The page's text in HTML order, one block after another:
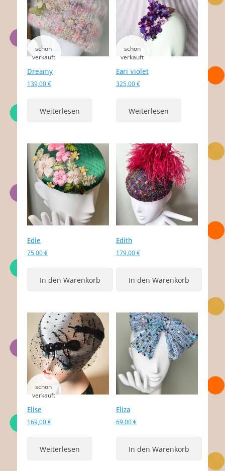
Dreamy
139,00€
Weiterlesen
Earl Violet
325,00€
Weiterlesen
Edie
75,00€
In den Warenkorb
Edith
179,00€
In den Warenkorb
Elise
169,00€
Weiterlesen
Eliza
69,00€
In den Warenkorb